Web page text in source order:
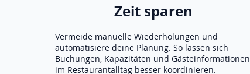
Zeit sparen
Vermeide manuelle Wiederholungen und
automatisiere deine Planung. So lassen sich
Buchungen, Kapazitäten und Gästeinformationen
im Restaurantalltag besser koordinieren.